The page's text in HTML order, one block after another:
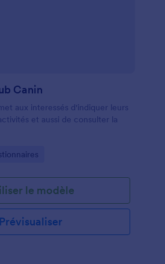
Canin
aux interessés d'indiquer leurs
et aussi de consulter la
le modèle
Prévisualiser